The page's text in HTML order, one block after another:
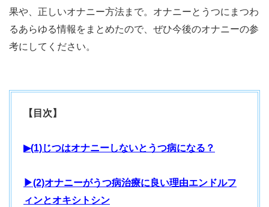
果や、正しいオナニー方法まで。オナニーとうつにまつわ
るあらゆる情報をまとめたので、ぜひ今後のオナニーの参
考にしてください。
【目次】
▶(1)じつはオナニーしないとうつ病になる？
▶(2)オナニーがうつ病治療に良い理由エンドルフ
ィンとオキシトシン